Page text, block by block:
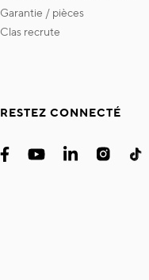
garantie / pièces
clas recrute
RESTEZ CONNECTÉ